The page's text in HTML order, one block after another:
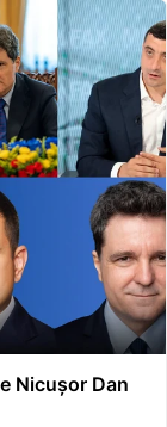
Nicușor Dan